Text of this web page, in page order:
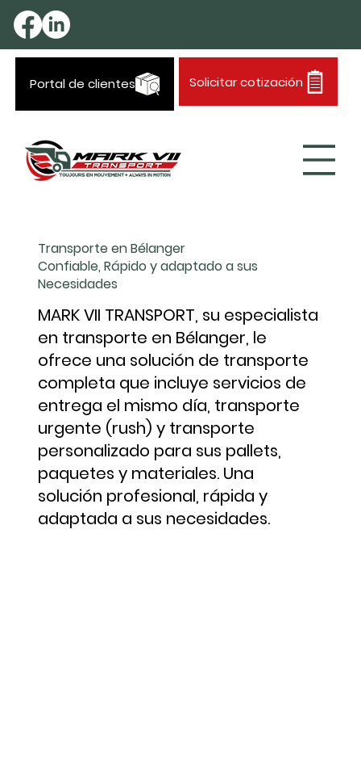
Portal de clientes Solicitar cotización
Transporte en Bélanger
Confiable, Rápido y adaptado a sus
Necesidades
MARK VII TRANSPORT, su especialista
en transporte en Bélanger, le
ofrece una solución de transporte
completa que incluye servicios de
entrega el mismo día, transporte
urgente (rush) y transporte
personalizado para sus pallets,
paquetes y materiales. Una
solución profesional, rápida y
adaptada a sus necesidades.